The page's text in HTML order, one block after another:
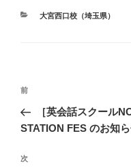
カ
大宮西口校（埼玉県）
投
ナ
ゲ
前
の
投
前
［英会話スクール
STATION FES のお知
次
次